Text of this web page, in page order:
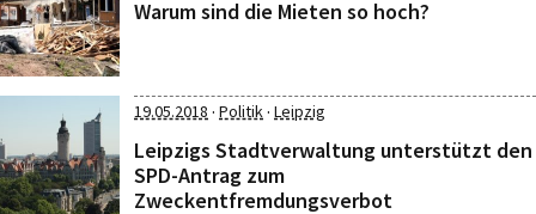
Warum sind die Mieten so hoch?
19.05.2018 · Politik· Leipzig
Leipzigs Stadtverwaltung unterstützt den
SPD-Antrag zum
Zweckentfremdungsverbot